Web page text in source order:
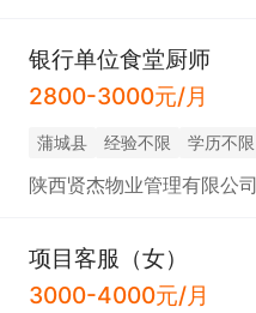
银行单位食堂厨师
2800-3000元/月
蒲城县 经验不限 学历不限
陕西贤杰物业管理有限公司
项目客服（女）
3000-4000元/月